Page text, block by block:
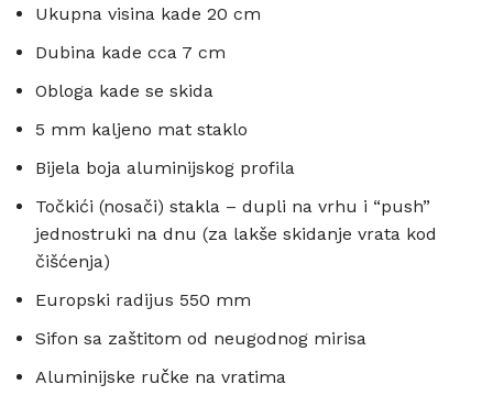
Ukupna visina kade 20 cm
Dubina kade cca 7 cm
Obloga kade se skida
5 mm kaljeno mat staklo
Bijela boja aluminijskog profila
Točkići (nosači) stakla – dupli na vrhu i “push”
jednostruki na dnu (za lakše skidanje vrata kod
čišćenja)
Europski radijus 550 mm
Sifon sa zaštitom od neugodnog mirisa
Aluminijske ručke na vratima